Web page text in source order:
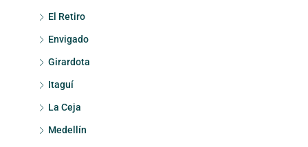
El Retiro
Envigado
Girardota
Itaguí
La Ceja
Medellín